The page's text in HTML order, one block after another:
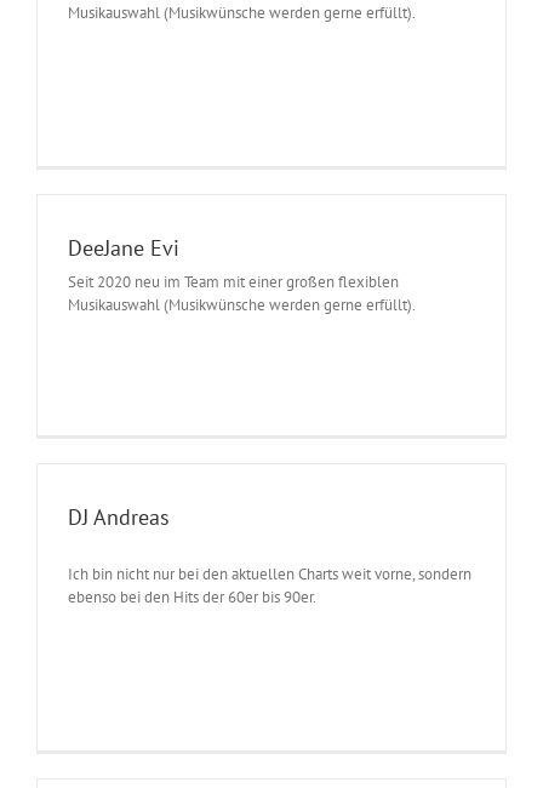
Musikauswahl (Musikwünsche werden gerne erfüllt).
DeeJane Evi
Seit 2020 neu im Team mit einer großen flexiblen
Musikauswahl (Musikwünsche werden gerne erfüllt).
DJ Andreas
Ich bin nicht nur bei den aktuellen Charts weit vorne, sondern
ebenso bei den Hits der 60er bis 90er.